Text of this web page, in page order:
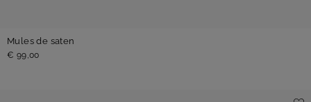
Mules de saten
€ 99,00